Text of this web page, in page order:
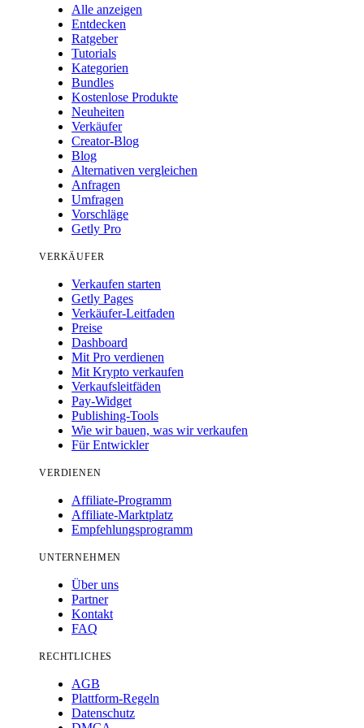
Alle anzeigen
Entdecken
Ratgeber
Tutorials
Kategorien
Bundles
Kostenlose Produkte
Neuheiten
Verkäufer
Creator-Blog
Blog
Alternativen vergleichen
Anfragen
Umfragen
Vorschläge
Getly Pro
VERKÄUFER
Verkaufen starten
Getly Pages
Verkäufer-Leitfaden
Preise
Dashboard
Mit Pro verdienen
Mit Krypto verkaufen
Verkaufsleitfäden
Pay-Widget
Publishing-Tools
Wie wir bauen, was wir verkaufen
Für Entwickler
VERDIENEN
Affiliate-Programm
Affiliate-Marktplatz
Empfehlungsprogramm
UNTERNEHMEN
Über uns
Partner
Kontakt
FAQ
RECHTLICHES
AGB
Plattform-Regeln
Datenschutz